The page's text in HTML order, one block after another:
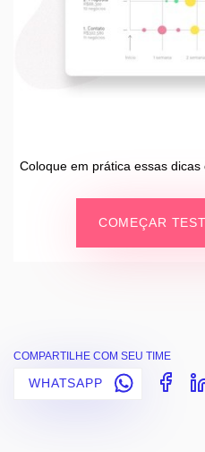
Coloque em prática essas
COMEÇAR
COMPARTILHE COM SEU TIME
WHATSAPP